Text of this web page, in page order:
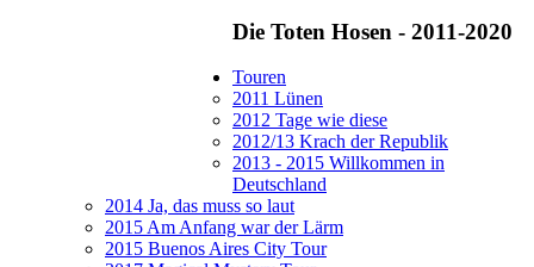
Die Toten Hosen - 2011-2020
Touren
2011 Lünen
2012 Tage wie diese
2012/13 Krach der Republik
2013 - 2015 Willkommen in
Deutschland
2014 Ja, das muss so laut
2015 Am Anfang war der Lärm
2015 Buenos Aires City Tour